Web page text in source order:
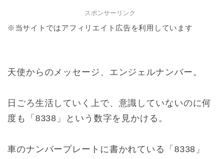
スポンサーリンク
※当サイトではアフィリエイト広告を利用しています
天使からのメッセージ、エンジェルナンバー。
日ごろ生活していく上で、意識していないのに何
度も「8338」という数字を見かける。
車のナンバープレートに書かれている「8338」